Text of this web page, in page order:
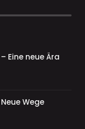
Eine neue Ära
Wege